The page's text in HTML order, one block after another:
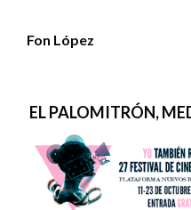
Fon López
EL PALOMITRÓN,